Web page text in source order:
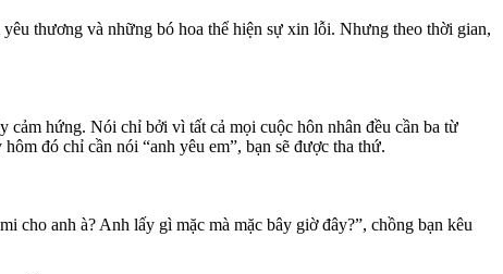
thương và những bó hoa thể hiện sự xin lỗi. Nhưng theo thời gian,
hứng. Nói chỉ bởi vì tất cả mọi cuộc hôn nhân đều cần ba từ
đó chỉ cần nói “anh yêu em”, bạn sẽ được tha thứ.
cho anh à? Anh lấy gì mặc mà mặc bây giờ đây?”, chồng bạn kêu